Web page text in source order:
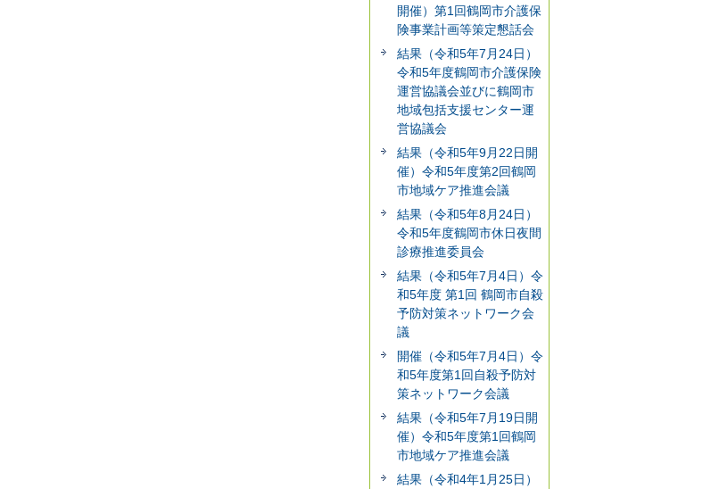
開催）第1回鶴岡市介護保
険事業計画等策定懇話会
結果（令和5年7月24日）
令和5年度鶴岡市介護保険
運営協議会並びに鶴岡市
地域包括支援センター運
営協議会
結果（令和5年9月22日開
催）令和5年度第2回鶴岡
市地域ケア推進会議
結果（令和5年8月24日）
令和5年度鶴岡市休日夜間
診療推進委員会
結果（令和5年7月4日）令
和5年度 第1回 鶴岡市自殺
予防対策ネットワーク会
議
開催（令和5年7月4日）令
和5年度第1回自殺予防対
策ネットワーク会議
結果（令和5年7月19日開
催）令和5年度第1回鶴岡
市地域ケア推進会議
結果（令和4年1月25日）